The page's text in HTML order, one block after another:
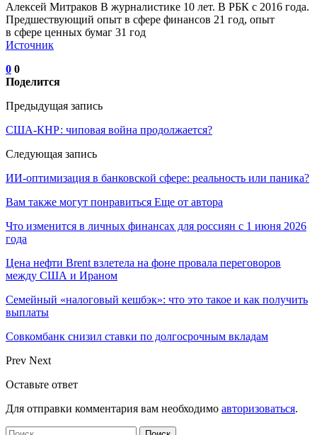
Алексей Митраков В журналистике 10 лет. В РБК с 2016 года.
Предшествующий опыт в сфере финансов 21 год, опыт
в сфере ценных бумаг 31 год
Источник
0 0
Поделится
Предыдущая запись
США-КНР: чиповая война продолжается?
Следующая запись
ИИ-оптимизация в банковской сфере: реальность или паника?
Вам также могут понравиться Еще от автора
Что изменится в личных финансах для россиян с 1 июня 2026
года
Цена нефти Brent взлетела на фоне провала переговоров
между США и Ираном
Семейный «налоговый кешбэк»: что это такое и как получить
выплаты
Совкомбанк снизил ставки по долгосрочным вкладам
Prev Next
Оставьте ответ
Для отправки комментария вам необходимо авторизоваться.